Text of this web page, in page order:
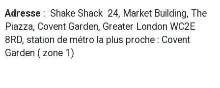
Adresse : Shake Shack 24, Market Building, The
Piazza, Covent Garden, Greater London WC2E
8RD, station de métro la plus proche : Covent
Garden ( zone 1)